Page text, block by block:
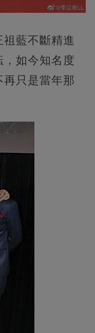
藍不斷精進
，如今知名度
只是當年那